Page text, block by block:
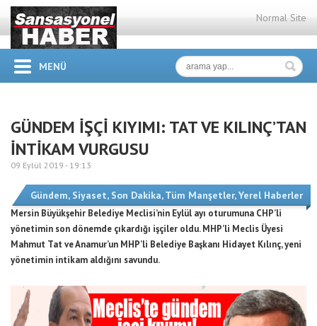
Normal Site
MENÜ
GÜNDEM İŞÇİ KIYIMI: TAT VE KILINÇ’TAN
İNTİKAM VURGUSU
09 Eylül 2019 - 19:13
Gündem, Siyaset, Son Dakika,Tüm Manşetler,Yerel Haberler
Mersin Büyükşehir Belediye Meclisi’nin Eylül ayı oturumuna CHP’li
yönetimin son dönemde çıkardığı işçiler oldu. MHP’li Meclis Üyesi
Mahmut Tat ve Anamur’un MHP’li Belediye Başkanı Hidayet Kılınç, yeni
yönetimin intikam aldığını savundu.